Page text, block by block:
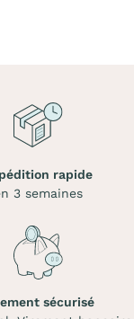
rapide
3 semaines
sécurisé